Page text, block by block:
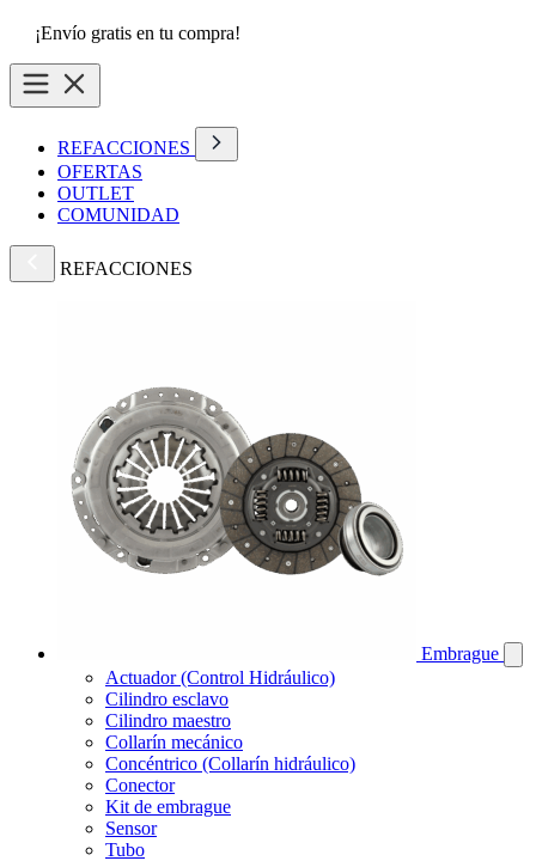
¡Envío gratis en tu compra!
REFACCIONES
OFERTAS
OUTLET
COMUNIDAD
REFACCIONES
Embrague
Actuador (Control Hidráulico)
Cilindro esclavo
Cilindro maestro
Collarín mecánico
Concéntrico (Collarín hidráulico)
Conector
Kit de embrague
Sensor
Tubo